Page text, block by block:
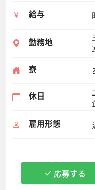
給与
勤務地
寮
休日
雇用形態
応募する